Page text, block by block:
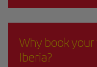
Why book
Iberia?